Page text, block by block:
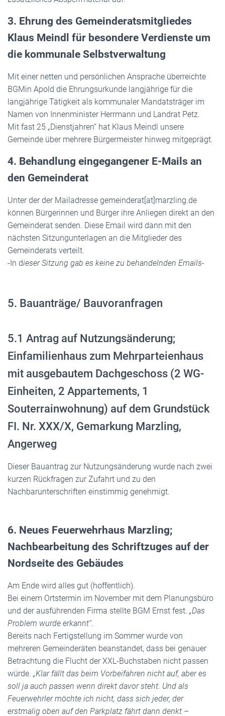
3. Ehrung des Gemeinderatsmitgliedes
Klaus Meindl für besondere Verdienste um
die kommunale Selbstverwaltung
Mit einer netten und persönlichen Ansprache überreichte
BGMin Apold die Ehrungsurkunde langjährige für die
langjährige Tätigkeit als kommunaler Mandatsträger im
Namen von Innenminister Herrmann und Landrat Petz.
Mit fast 25 „Dienstjahren“ hat Klaus Meindl unsere
Gemeinde über mehrere Bürgermeister hinweg mitgeprägt.
4. Behandlung eingegangener E-Mails an
den Gemeinderat
Unter der der Mailadresse gemeinderat[at]marzling.de
können Bürgerinnen und Bürger ihre Anliegen direkt an den
Gemeinderat senden. Diese Email wird dann mit den
nächsten Sitzungunterlagen an die Mitglieder des
Gemeinderats verteilt.
-In dieser Sitzung gab es keine zu behandelnden Emails-
5. Bauanträge/ Bauvoranfragen
5.1 Antrag auf Nutzungsänderung;
Einfamilienhaus zum Mehrparteienhaus
mit ausgebautem Dachgeschoss (2 WG-
Einheiten, 2 Appartements, 1
Souterrainwohnung) auf dem Grundstück
FI. Nr. XXX/X, Gemarkung Marzling,
Angerweg
Dieser Bauantrag zur Nutzungsänderung wurde nach zwei
kurzen Rückfragen zur Zufahrt und zu den
Nachbarunterschriften einstimmig genehmigt.
6. Neues Feuerwehrhaus Marzling;
Nachbearbeitung des Schriftzuges auf der
Nordseite des Gebäudes
Am Ende wird alles gut (hoffentlich).
Bei einem Ortstermin im November mit dem Planungsbüro
und der ausführenden Firma stellte BGM Ernst fest. „Das
Problem wurde erkannt“.
Bereits nach Fertigstellung im Sommer wurde von
mehreren Gemeinderäten beanstandet, dass bei genauer
Betrachtung die Flucht der XXL-Buchstaben nicht passen
würde. „Klar fällt das beim Vorbeifahren nicht auf, aber es
soll ja auch passen wenn direkt davor steht. Und als
Feuerwehrler möchte ich nicht, dass sich jeder, der
erstmalig oben auf den Parkplatz fährt dann denkt –